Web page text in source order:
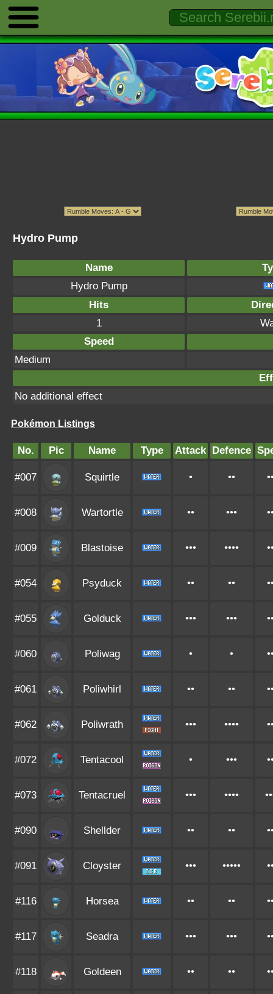
Hydro Pump
Name
Hydro Pump
Hits
1
Speed
Medium
No additional effect
Pokémon Listings
No. Pic Name Type Attack Defence
#007 Squirtle • ••
#008 Wartortle •• •••
#009 Blastoise ••• ••••
#054 Psyduck •• ••
#055 Golduck ••• •••
#060 Poliwag • •
#061 Poliwhirl •• ••
#062 Poliwrath ••• ••••
#072 Tentacool • •••
#073 Tentacruel ••• ••••
#090 Shellder •• ••
#091 Cloyster ••• •••••
#116 Horsea •• ••
#117 Seadra ••• •••
#118 Goldeen •• ••